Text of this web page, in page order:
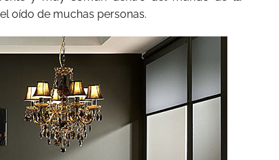
oído de muchas personas.